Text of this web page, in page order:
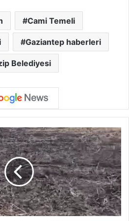
Cami Temeli
Gaziantep haberleri
Belediyesi